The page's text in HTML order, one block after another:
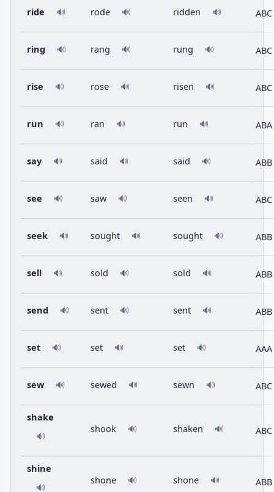
ride 🔊 rode 🔊 ridden 🔊 ABC
ring 🔊 rang 🔊 rung 🔊 ABC
rise 🔊 rose 🔊 risen 🔊 ABC
run 🔊 ran 🔊 run 🔊 ABA
say 🔊 said 🔊 said 🔊 ABB
see 🔊 saw 🔊 seen 🔊 ABC
seek 🔊 sought 🔊 sought 🔊 ABB
sell 🔊 sold 🔊 sold 🔊 ABB
send 🔊 sent 🔊 sent 🔊 ABB
set 🔊 set 🔊 set 🔊 AAA
sew 🔊 sewed 🔊 sewn 🔊 ABC
shake
🔊
shook 🔊 shaken 🔊 ABC
shine
🔊
shone 🔊 shone 🔊 ABB